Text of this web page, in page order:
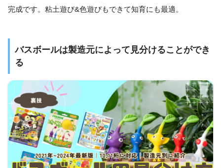
完成です。粘土遊び&色遊びもできて知育にも最適。
バスボールは製造元によって見分けることができ
る